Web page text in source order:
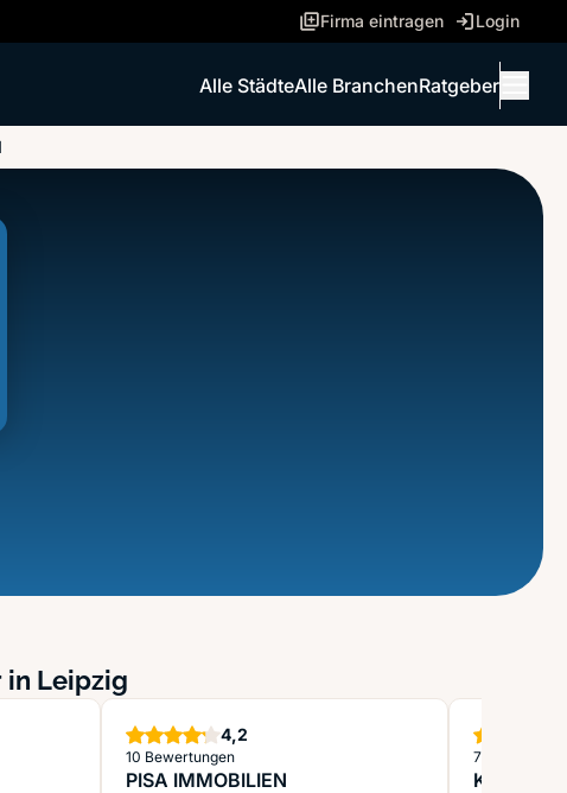
Firma eintragen Login
Alle StädteAlle BranchenRatgeber
Leipzig
4,2
10 Bewertungen
PISA IMMOBILIEN
7